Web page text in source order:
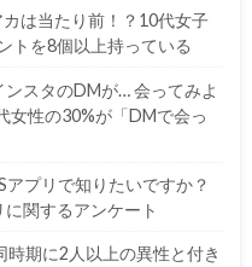
は当たり前！？10代女子
トを8個以上持っている
スタのDMが… 会ってみよ
女性の30%が「DMで会っ
プリで知りたいですか？
関するアンケート
時期に2人以上の異性と付き